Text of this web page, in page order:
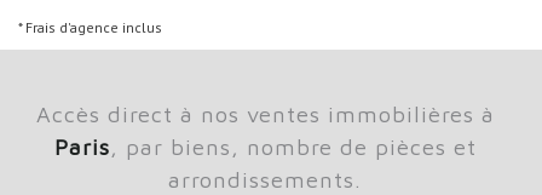
* Frais d'agence inclus
Accès direct à nos ventes immobilières à
Paris, par biens, nombre de pièces et
arrondissements.